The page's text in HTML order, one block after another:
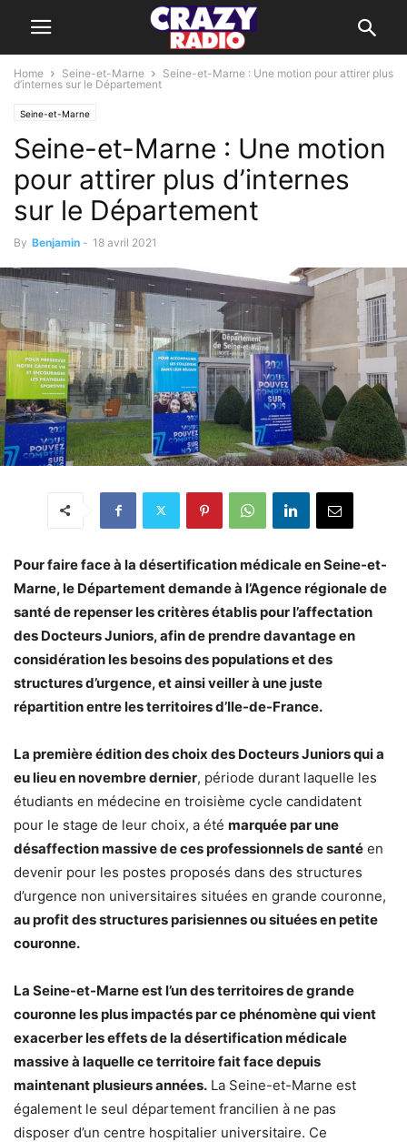
Home Seine-et-Marne
Seine-et-Marne : Une motion pour attirer plus
d’internes sur le Département
Seine-et-Marne
Seine-et-Marne : Une motion
pour attirer plus d’internes
sur le Département
By Benjamin - 18 avril 2021
Pour faire face à la désertification médicale en Seine-et-
Marne, le Département demande à l’Agence régionale de
santé de repenser les critères établis pour l’affectation
des Docteurs Juniors, afin de prendre davantage en
considération les besoins des populations et des
structures d’urgence, et ainsi veiller à une juste
répartition entre les territoires d’Ile-de-France.
La première édition des choix des Docteurs Juniors qui a
eu lieu en novembre dernier, période durant laquelle les
étudiants en médecine en troisième cycle candidatent
pour le stage de leur choix, a été marquée par une
désaffection massive de ces professionnels de santé en
devenir pour les postes proposés dans des structures
d’urgence non universitaires situées en grande couronne,
au profit des structures parisiennes ou situées en petite
couronne.
La Seine-et-Marne est l’un des territoires de grande
couronne les plus impactés par ce phénomène qui vient
exacerber les effets de la désertification médicale
massive à laquelle ce territoire fait face depuis
maintenant plusieurs années. La Seine-et-Marne est
également le seul département francilien à ne pas
disposer d’un centre hospitalier universitaire. Ce